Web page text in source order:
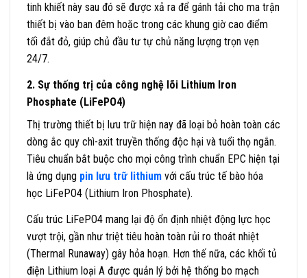
tinh khiết này sau đó sẽ được xả ra để gánh tải cho ma trận
thiết bị vào ban đêm hoặc trong các khung giờ cao điểm
tối đắt đỏ, giúp chủ đầu tư tự chủ năng lượng trọn vẹn
24/7.
2. Sự thống trị của công nghệ lõi Lithium Iron
Phosphate (LiFePO4)
Thị trường thiết bị lưu trữ hiện nay đã loại bỏ hoàn toàn các
dòng ắc quy chì-axit truyền thống độc hại và tuổi thọ ngắn.
Tiêu chuẩn bắt buộc cho mọi công trình chuẩn EPC hiện tại
là ứng dụng pin lưu trữ lithium với cấu trúc tế bào hóa
học LiFePO4 (Lithium Iron Phosphate).
Cấu trúc LiFePO4 mang lại độ ổn định nhiệt động lực học
vượt trội, gần như triệt tiêu hoàn toàn rủi ro thoát nhiệt
(Thermal Runaway) gây hỏa hoạn. Hơn thế nữa, các khối tủ
điện Lithium loại A được quản lý bởi hệ thống bo mạch